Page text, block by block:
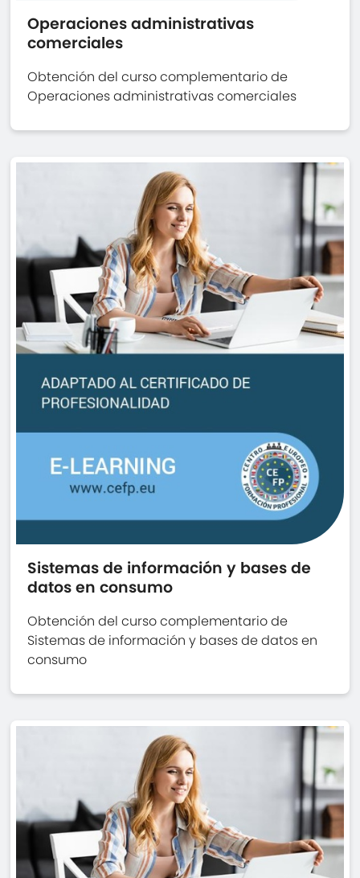
Operaciones administrativas
comerciales
Obtención del curso complementario de
Operaciones administrativas comerciales
Sistemas de información y bases de
datos en consumo
Obtención del curso complementario de
Sistemas de información y bases de datos en
consumo